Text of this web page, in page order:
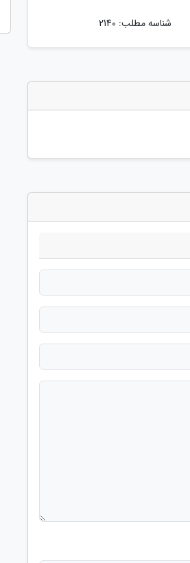
شناسه مطلب: 2140